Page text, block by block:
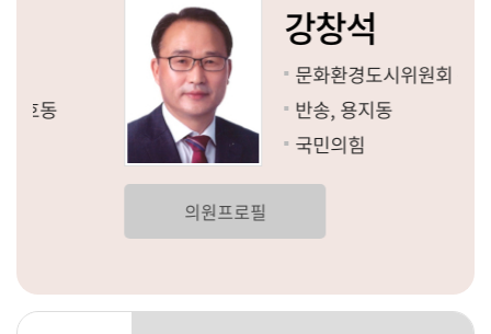
강창석
문화환경도시위원회 위원장
반송, 용지동
국민의힘